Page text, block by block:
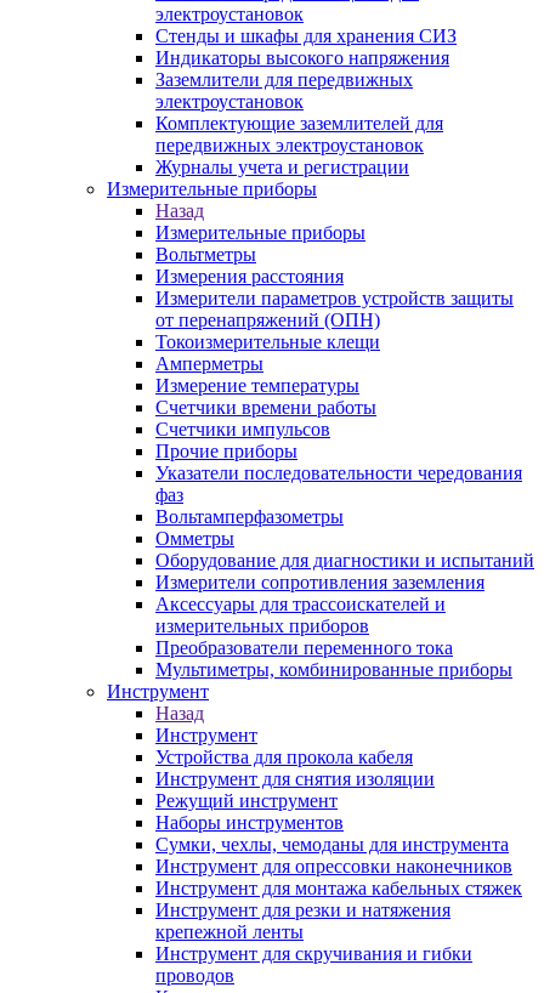
электроустановок
Стенды и шкафы для хранения СИЗ
Индикаторы высокого напряжения
Заземлители для передвижных
электроустановок
Комплектующие заземлителей для
передвижных электроустановок
Журналы учета и регистрации
Измерительные приборы
Назад
Измерительные приборы
Вольтметры
Измерения расстояния
Измерители параметров устройств защиты
от перенапряжений (ОПН)
Токоизмерительные клещи
Амперметры
Измерение температуры
Счетчики времени работы
Счетчики импульсов
Прочие приборы
Указатели последовательности чередования
фаз
Вольтамперфазометры
Омметры
Оборудование для диагностики и испытаний
Измерители сопротивления заземления
Аксессуары для трассоискателей и
измерительных приборов
Преобразователи переменного тока
Мультиметры, комбинированные приборы
Инструмент
Назад
Инструмент
Устройства для прокола кабеля
Инструмент для снятия изоляции
Режущий инструмент
Наборы инструментов
Сумки, чехлы, чемоданы для инструмента
Инструмент для опрессовки наконечников
Инструмент для монтажа кабельных стяжек
Инструмент для резки и натяжения
крепежной ленты
Инструмент для скручивания и гибки
проводов